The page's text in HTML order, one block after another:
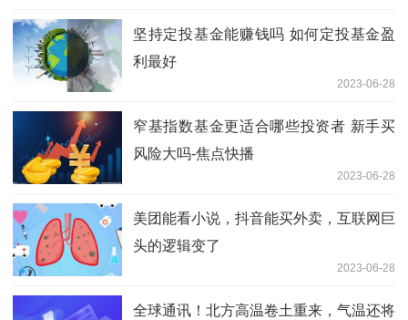
坚持定投基金能赚钱吗 如何定投基金盈
利最好
2023-06-28
窄基指数基金更适合哪些投资者 新手买
风险大吗-焦点快播
2023-06-28
美团能看小说，抖音能买外卖，互联网巨
头的逻辑变了
2023-06-28
全球通讯！北方高温卷土重来，气温还将